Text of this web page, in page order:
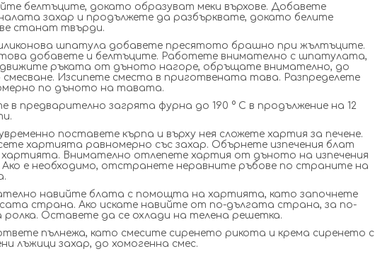
белтъците, докато образуват меки върхове. Добавете
захар и продължете да разбърквате, докато белите
станат твърди.
шпатула добавете пресятото брашно при жълтъците.
добавете и белтъците. Работете внимателно с шпатулата,
ръката от дъното нагоре, обръщате внимателно, до
смесване. Изсипете сместа в приготвената тава. Разпределете
по дъното на тавата.
в предварително загрята фурна до 190 ° С в продължение на 12
поставете кърпа и върху нея сложете хартия за печене.
хартията равномерно със захар. Обърнете изпечения блат
хартията. Внимателно отлепете хартия от дъното на изпечения
е необходимо, отстранете неравните ръбове по страните на
навийте блата с помощта на хартията, като започнете
страна. Ако искате навийте от по-дългата страна, за по-
ролка. Оставете да се охлади на телена решетка.
пълнежа, като смесите сиренето рикота и крема сиренето с
лъжици захар, до хомогенна смес.